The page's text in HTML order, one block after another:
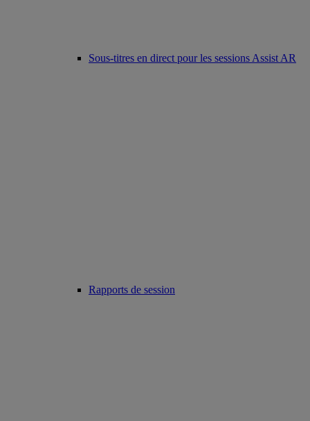
Sous-titres en direct pour les sessions Assist AR
Rapports de session